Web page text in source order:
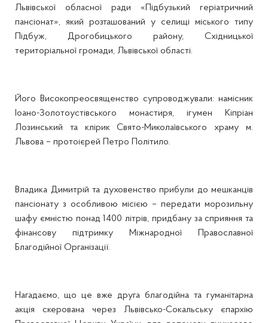
Львівської обласної ради «Підбузький геріатричний
пансіонат», який розташований у селищі міського типу
Підбуж, Дрогобицького району, Східницької
територіальної громади, Львівської області.
Його Високопреосвященство супроводжували: намісник
Іоано-Золотоустівського монастиря, ігумен Кіпріан
Лозинський та клірик Свято-Миколаївського храму м.
Львова – протоієрей Петро Політило.
Владика Димитрій та духовенство прибули до мешканців
пансіонату з особливою місією – передати морозильну
шафу ємністю понад 1400 літрів, придбану за сприяння та
фінансову підтримку Міжнародної Православної
Благодійної Організації.
Нагадаємо, що це вже друга благодійна та гуманітарна
акція скерована через Львівсько-Сокальську єпархію